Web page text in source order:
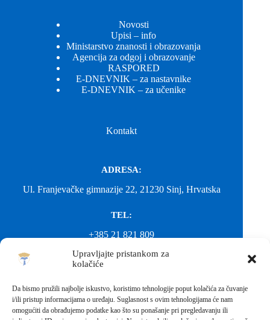
Upravljajte pristankom za
kolačiće
Da bismo pružili najbolje iskustvo, koristimo tehnologije poput kolačića za čuvanje
i/ili pristup informacijama o uređaju. Suglasnost s ovim tehnologijama će nam
omogućiti da obrađujemo podatke kao što su ponašanje pri pregledavanju ili
Novosti
Upisi – info
Ministarstvo znanosti i obrazovanja
Agencija za odgoj i obrazovanje
RASPORED
E-DNEVNIK – za nastavnike
E-DNEVNIK – za učenike
Kontakt
ADRESA:
Ul. Franjevačke gimnazije 22, 21230 Sinj, Hrvatska
TEL:
+385 21 821 809
EMAIL:
EMAIL: